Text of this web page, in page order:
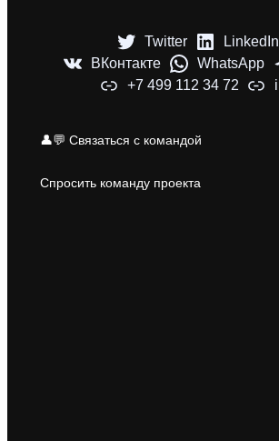
Twitter LinkedIn
ВКонтакте
WhatsApp
+7 499 112 34 72
👤💬 Связаться с командой
Спросить команду проекта